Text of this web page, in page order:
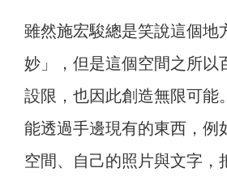
雖然施宏駿總是笑說這個地
妙」，但是這個空間之所以
設限，也因此創造無限可能
能透過手邊現有的東西，例
空間、自己的照片與文字，